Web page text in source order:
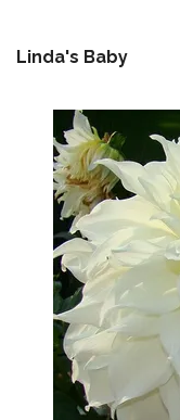
Linda's Baby